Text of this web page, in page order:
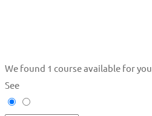
We found 1 course available for you
See